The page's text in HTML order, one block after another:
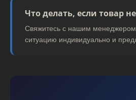
Что делать, если товар
Свяжитесь с нашим
ситуацию индивидуально и